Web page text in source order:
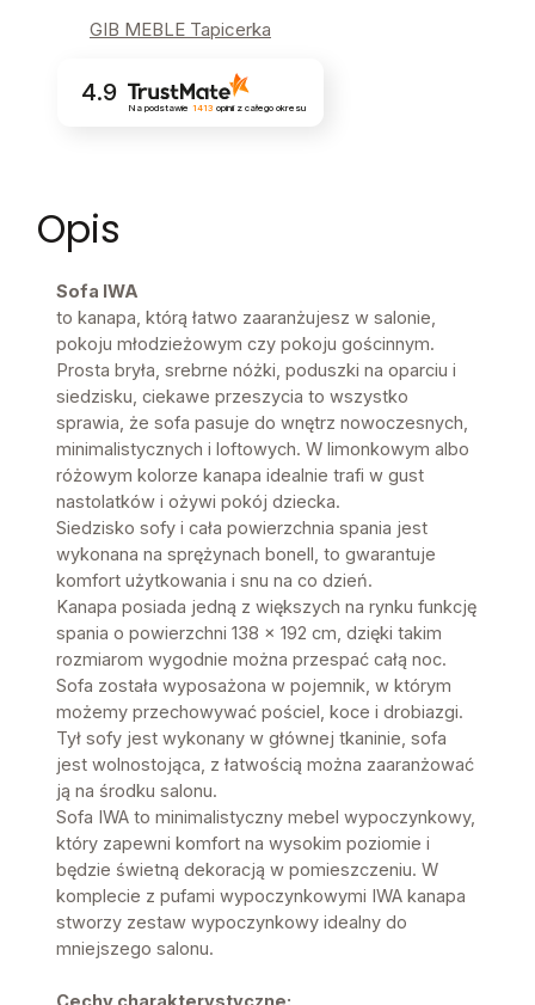
GIB MEBLE Tapicerka
4.9
Na podstawie 1413 opinii z całego okresu
Opis
Sofa IWA
to kanapa, którą łatwo zaaranżujesz w salonie,
pokoju młodzieżowym czy pokoju gościnnym.
Prosta bryła, srebrne nóżki, poduszki na oparciu i
siedzisku, ciekawe przeszycia to wszystko
sprawia, że sofa pasuje do wnętrz nowoczesnych,
minimalistycznych i loftowych. W limonkowym albo
różowym kolorze kanapa idealnie trafi w gust
nastolatków i ożywi pokój dziecka.
Siedzisko sofy i cała powierzchnia spania jest
wykonana na sprężynach bonell, to gwarantuje
komfort użytkowania i snu na co dzień.
Kanapa posiada jedną z większych na rynku funkcję
spania o powierzchni 138 x 192 cm, dzięki takim
rozmiarom wygodnie można przespać całą noc.
Sofa została wyposażona w pojemnik, w którym
możemy przechowywać pościel, koce i drobiazgi.
Tył sofy jest wykonany w głównej tkaninie, sofa
jest wolnostojąca, z łatwością można zaaranżować
ją na środku salonu.
Sofa IWA to minimalistyczny mebel wypoczynkowy,
który zapewni komfort na wysokim poziomie i
będzie świetną dekoracją w pomieszczeniu. W
komplecie z pufami wypoczynkowymi IWA kanapa
stworzy zestaw wypoczynkowy idealny do
mniejszego salonu.
Cechy charakterystyczne: